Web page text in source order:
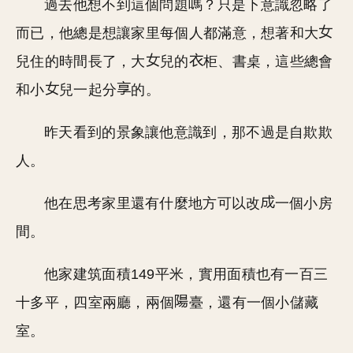
過去他想不到這個問題嗎？只是下意識忽略了
而已，他總是想讓家里每個人都滿意，想著和大
兒住的時間長了，大
兒的
柜、書桌，這些總會
和小
兒一起分 的。
昨天看到的景象讓他意識到，那不過是自欺欺
人。
他在思考家里還有什麼地方可以改
一個小房
間。
他家建筑面積149平米，實用面積也有一百三
十多平，四室兩廳，兩個
臺，還有一個小儲藏
室。